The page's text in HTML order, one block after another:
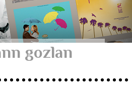
gozlan